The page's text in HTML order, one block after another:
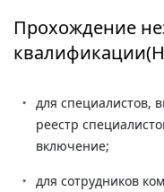
Прохождение
для специалистов,
реестр
включение;
для сотрудников